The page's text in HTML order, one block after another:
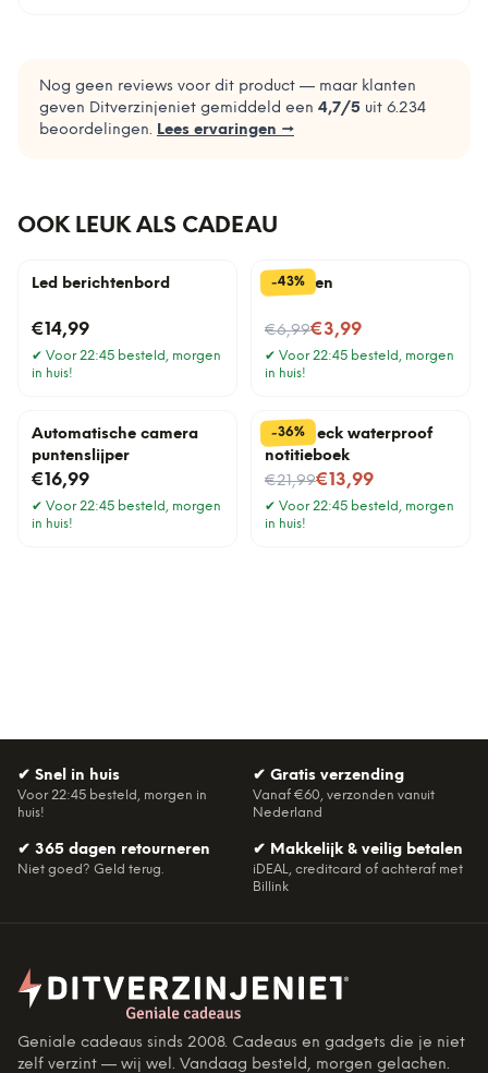
Nog geen reviews voor dit product — maar klanten
geven Ditverzinjeniet gemiddeld een 4,7/5 uit 6.234
beoordelingen. Lees ervaringen →
OOK LEUK ALS CADEAU
Led berichtenbord
€14,99
✔ Voor 22:45 besteld, morgen
in huis!
-43%
Gras pen
€6,99
Nu voor€3,99
✔ Voor 22:45 besteld, morgen
in huis!
Automatische camera
puntenslijper
€16,99
✔ Voor 22:45 besteld, morgen
in huis!
-36%
Raincheck waterproof
notitieboek
€21,99
Nu voor€13,99
✔ Voor 22:45 besteld, morgen
in huis!
✔ Snel in huis
Voor 22:45 besteld, morgen in
huis!
✔ Gratis verzending
Vanaf €60, verzonden vanuit
Nederland
✔ 365 dagen retourneren
Niet goed? Geld terug.
✔ Makkelijk & veilig betalen
iDEAL, creditcard of achteraf met
Billink
Geniale cadeaus sinds 2008. Cadeaus en gadgets die je niet
zelf verzint — wij wel. Vandaag besteld, morgen gelachen.